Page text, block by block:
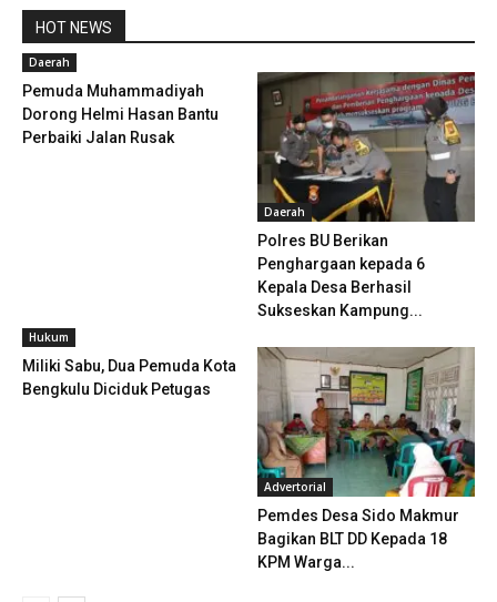
HOT NEWS
Daerah
Pemuda Muhammadiyah
Dorong Helmi Hasan Bantu
Perbaiki Jalan Rusak
Daerah
Polres BU Berikan
Penghargaan kepada 6
Kepala Desa Berhasil
Sukseskan Kampung...
Hukum
Miliki Sabu, Dua Pemuda Kota
Bengkulu Diciduk Petugas
Advertorial
Pemdes Desa Sido Makmur
Bagikan BLT DD Kepada 18
KPM Warga...